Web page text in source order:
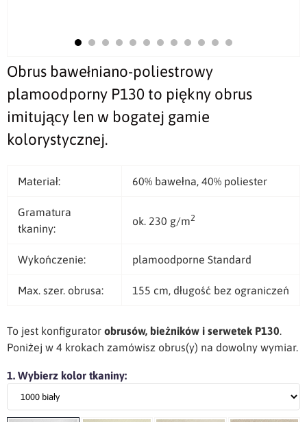
Obrus bawełniano-poliestrowy
plamoodporny P130 to piękny obrus
imitujący len w bogatej gamie
kolorystycznej.
Materiał: 60% bawełna, 40% poliester
Gramatura
tkaniny:
ok. 230 g/m2
Wykończenie: plamoodporne Standard
Max. szer. obrusa: 155 cm, długość bez ograniczeń
To jest konfigurator obrusów, bieżników i serwetek P130.
Poniżej w 4 krokach zamówisz obrus(y) na dowolny wymiar.
1. Wybierz kolor tkaniny: